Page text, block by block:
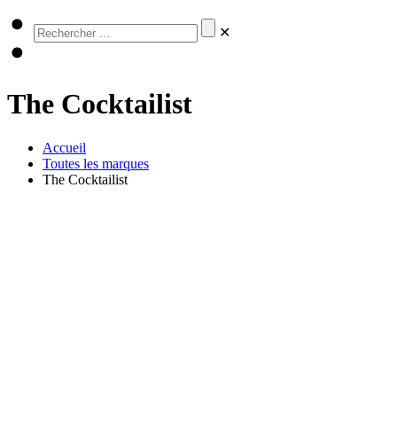
✕
The Cocktailist
Accueil
Toutes les marques
The Cocktailist